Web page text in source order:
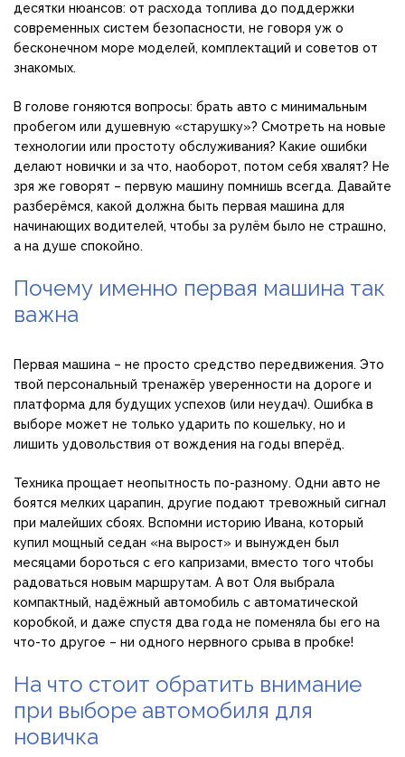
десятки нюансов: от расхода топлива до поддержки
современных систем безопасности, не говоря уж о
бесконечном море моделей, комплектаций и советов от
знакомых.
В голове гоняются вопросы: брать авто с минимальным
пробегом или душевную «старушку»? Смотреть на новые
технологии или простоту обслуживания? Какие ошибки
делают новички и за что, наоборот, потом себя хвалят? Не
зря же говорят – первую машину помнишь всегда. Давайте
разберёмся, какой должна быть первая машина для
начинающих водителей, чтобы за рулём было не страшно,
а на душе спокойно.
Почему именно первая машина так
важна
Первая машина – не просто средство передвижения. Это
твой персональный тренажёр уверенности на дороге и
платформа для будущих успехов (или неудач). Ошибка в
выборе может не только ударить по кошельку, но и
лишить удовольствия от вождения на годы вперёд.
Техника прощает неопытность по-разному. Одни авто не
боятся мелких царапин, другие подают тревожный сигнал
при малейших сбоях. Вспомни историю Ивана, который
купил мощный седан «на вырост» и вынужден был
месяцами бороться с его капризами, вместо того чтобы
радоваться новым маршрутам. А вот Оля выбрала
компактный, надёжный автомобиль с автоматической
коробкой, и даже спустя два года не поменяла бы его на
что-то другое – ни одного нервного срыва в пробке!
На что стоит обратить внимание
при выборе автомобиля для
новичка